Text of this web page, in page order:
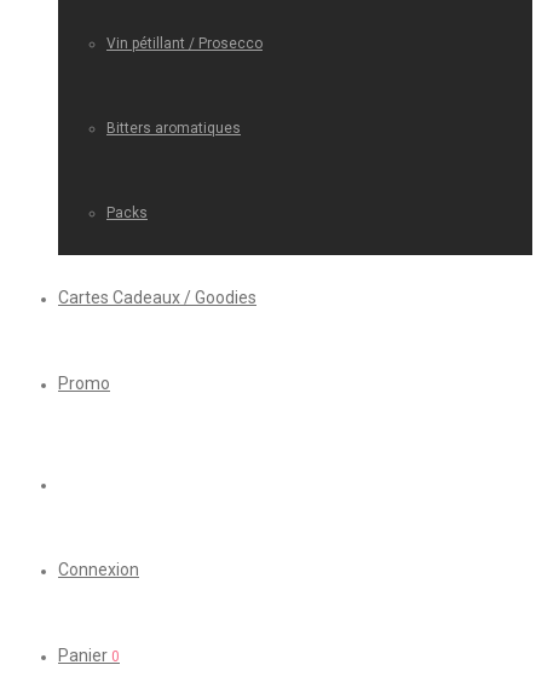
Vin pétillant / Prosecco
Bitters aromatiques
Packs
Cartes Cadeaux / Goodies
Promo
Connexion
Panier 0